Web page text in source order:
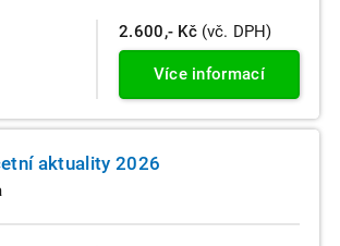
2.600,- Kč (vč. DPH)
Více informací
aktuality 2026